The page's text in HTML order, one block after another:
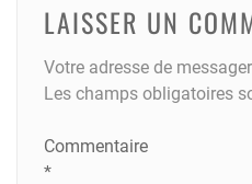
LAISSER UN
Votre adresse de
Les champs obligatoires
Commentaire
*